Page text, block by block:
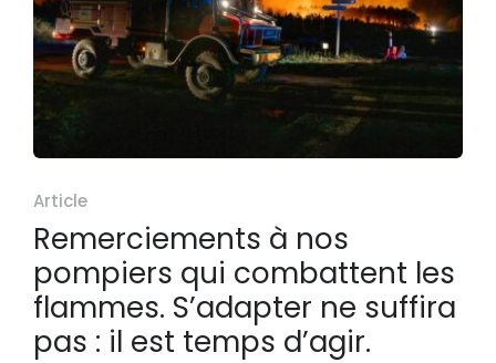
Article
Remerciements à nos
pompiers qui combattent les
flammes. S’adapter ne suffira
pas : il est temps d’agir.